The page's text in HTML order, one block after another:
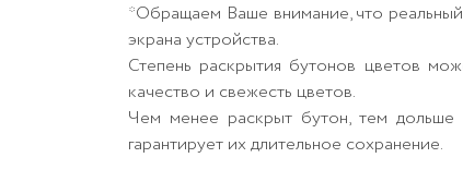
*Обращаем Ваше внимание, что
экрана устройства.
Степень раскрытия бутонов цветов
качество и свежесть цветов.
Чем менее раскрыт бутон, тем
гарантирует их длительное сохранение.